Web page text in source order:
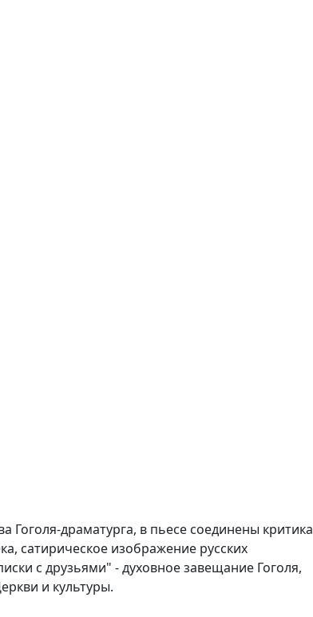
Гоголя-драматурга, в пьесе соединены критика
сатирическое изображение русских
с друзьями" - духовное завещание Гоголя,
и культуры.